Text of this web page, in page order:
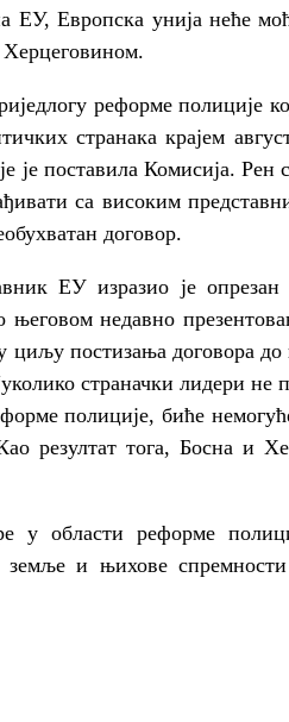
ЕУ, Европска унија неће
реформе полиције
странака крајем
је поставила Комисија. Рен
са високим
договор.
ЕУ изразио је
недавно
циљу постизања договора
страначки лидери
полиције, биће
резултат тога, Босна и
у области реформе
земље и њихове